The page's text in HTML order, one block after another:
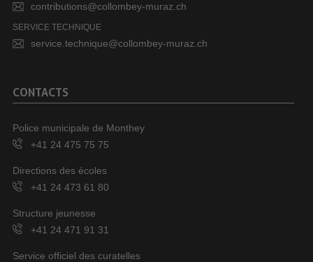
contributions@collombey-muraz.ch
SERVICE TECHNIQUE
service.technique@collombey-muraz.ch
CONTACTS
Police municipale de Monthey
+41 24 475 75 75
Directions des écoles
+41 24 473 61 80
Structure jeunesse
+41 24 471 91 31
Service officiel des curatelles